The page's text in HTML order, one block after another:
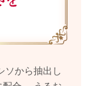
ソから抽出し